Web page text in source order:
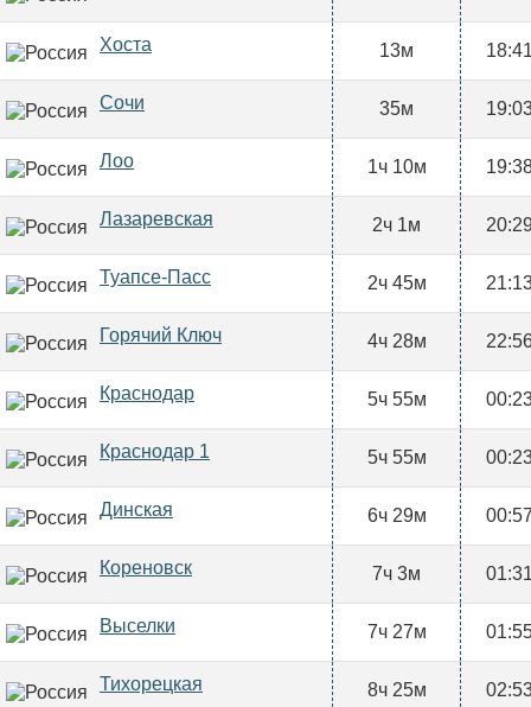
Хоста 13м
Сочи 35м
Лоо 1ч 10м
Лазаревская 2ч 1м
Туапсе-Пасс 2ч 45м
Горячий Ключ 4ч 28м
Краснодар 5ч 55м
Краснодар 1 5ч 55м
Динская 6ч 29м
Кореновск 7ч 3м
Выселки 7ч 27м
Тихорецкая 8ч 25м